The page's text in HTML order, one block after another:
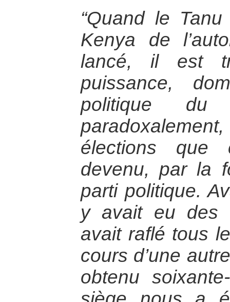
“Quand le
Kenya de
lancé, il est
puissance,
politique
élections que
devenu, par la
parti politique.
y avait eu des
avait raflé tous
cours d’une
obtenu